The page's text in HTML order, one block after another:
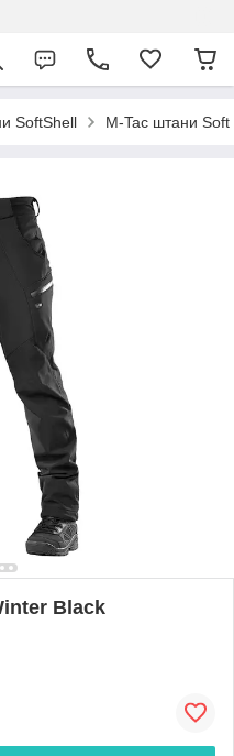
SoftShell M-Tac штани
Black